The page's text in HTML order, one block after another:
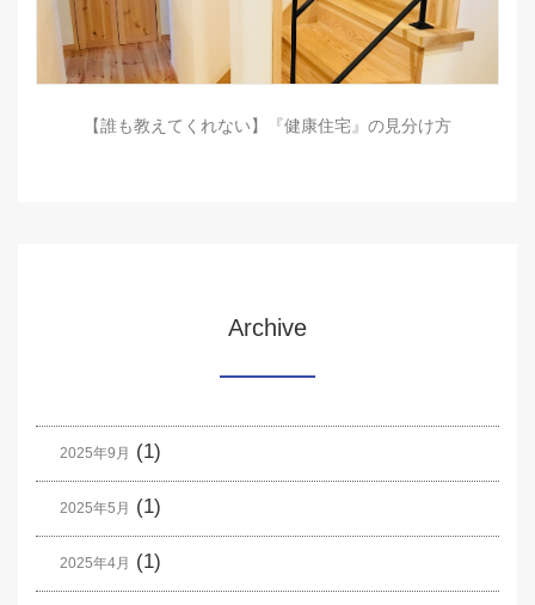
【誰も教えてくれない】『健康住宅』の見分け方
Archive
2025年9月 (1)
2025年5月 (1)
2025年4月 (1)